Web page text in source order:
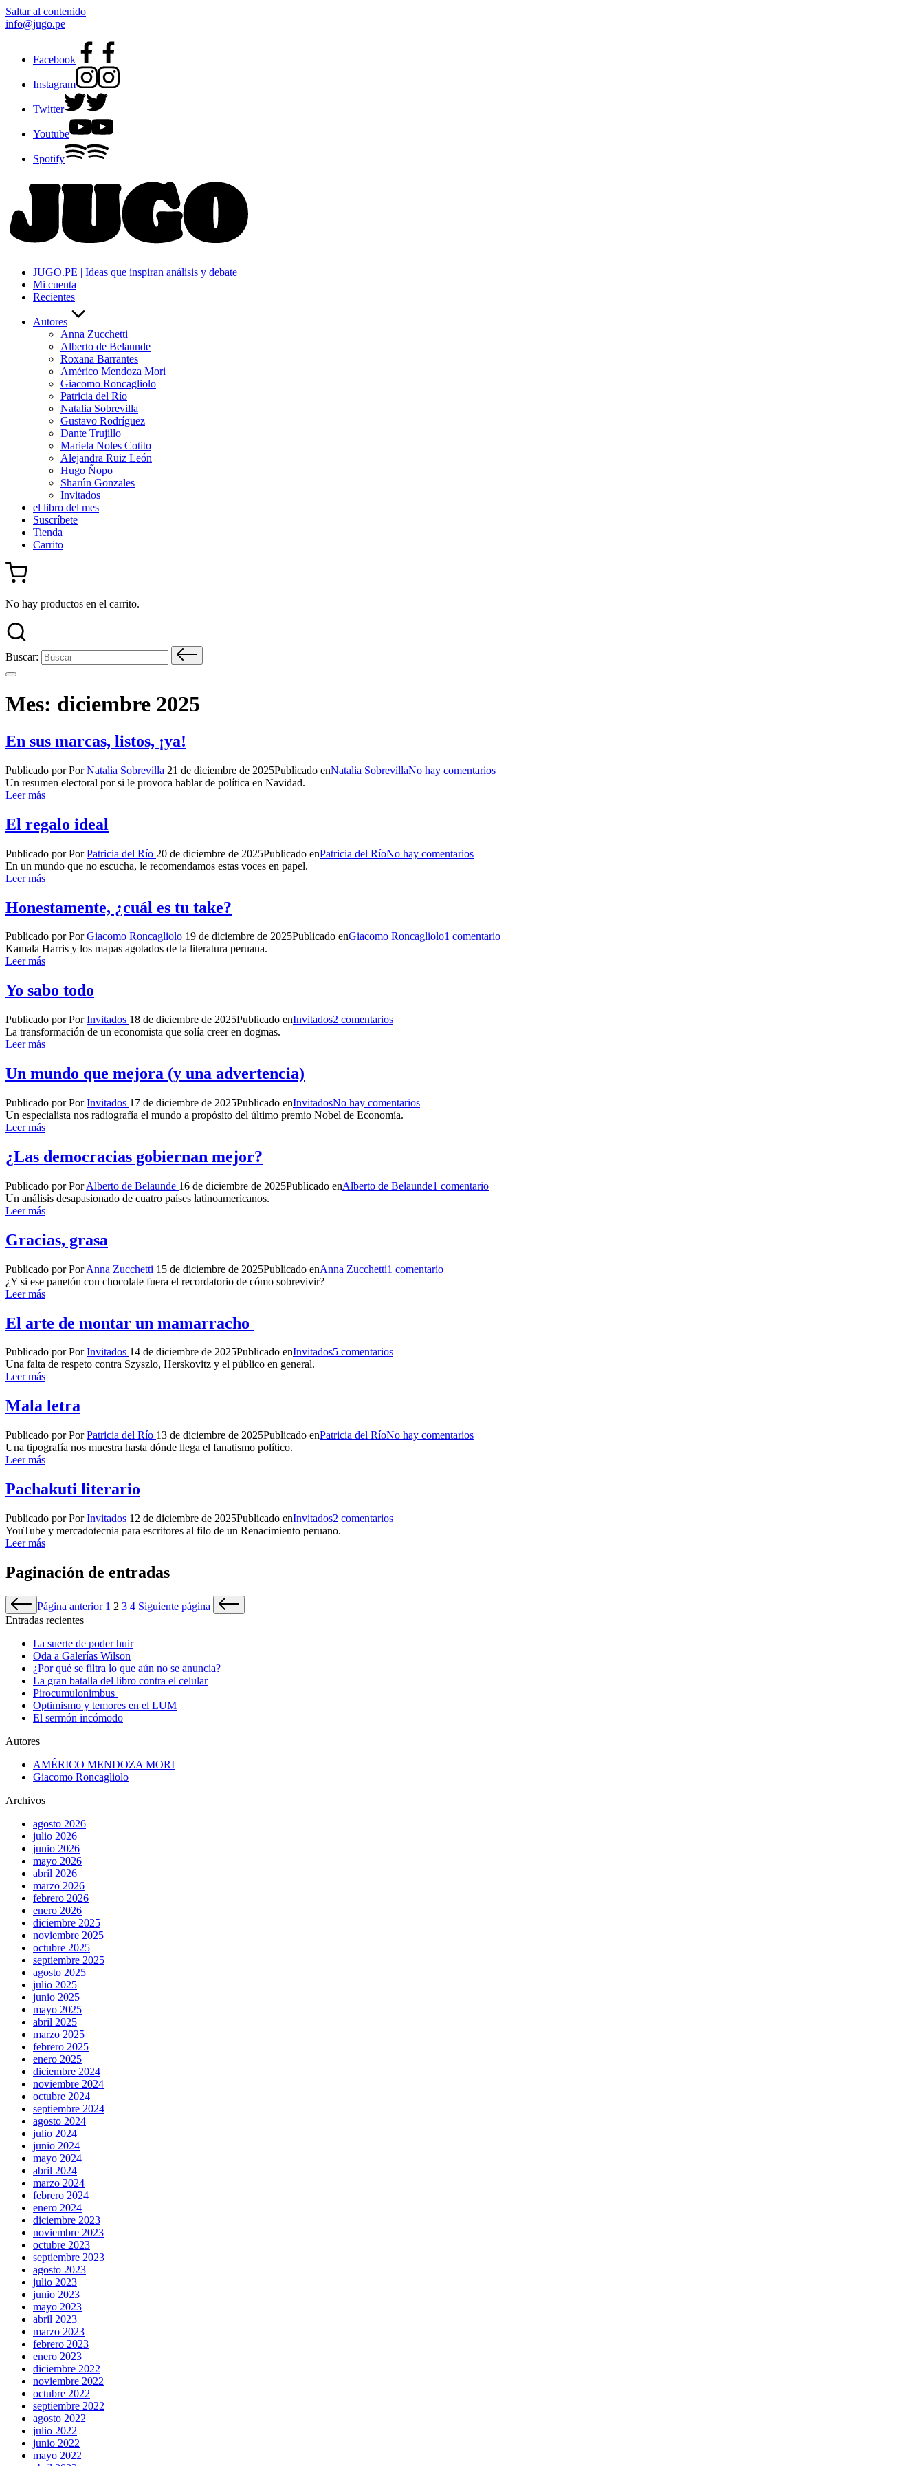
Saltar al contenido
info@jugo.pe
Facebook
Instagram
Twitter
Youtube
Spotify
JUGO.PE | Ideas que inspiran análisis y debate
Mi cuenta
Recientes
Autores
Anna Zucchetti
Alberto de Belaunde
Roxana Barrantes
Américo Mendoza Mori
Giacomo Roncagliolo
Patricia del Río
Natalia Sobrevilla
Gustavo Rodríguez
Dante Trujillo
Mariela Noles Cotito
Alejandra Ruiz León
Hugo Ñopo
Sharún Gonzales
Invitados
el libro del mes
Suscríbete
Tienda
Carrito
No hay productos en el carrito.
Buscar:
Mes: diciembre 2025
En sus marcas, listos, ¡ya!
Publicado por PorNatalia Sobrevilla 21 de diciembre de 2025Publicado enNatalia SobrevillaNo hay comentarios
Un resumen electoral por si le provoca hablar de política en Navidad.
Leer más
El regalo ideal
Publicado por PorPatricia del Río 20 de diciembre de 2025Publicado enPatricia del RíoNo hay comentarios
En un mundo que no escucha, le recomendamos estas voces en papel.
Leer más
Honestamente, ¿cuál es tu take?
Publicado por PorGiacomo Roncagliolo 19 de diciembre de 2025Publicado enGiacomo Roncagliolo1 comentario
Kamala Harris y los mapas agotados de la literatura peruana.
Leer más
Yo sabo todo
Publicado por PorInvitados 18 de diciembre de 2025Publicado enInvitados2 comentarios
La transformación de un economista que solía creer en dogmas.
Leer más
Un mundo que mejora (y una advertencia)
Publicado por PorInvitados 17 de diciembre de 2025Publicado enInvitadosNo hay comentarios
Un especialista nos radiografía el mundo a propósito del último premio Nobel de Economía.
Leer más
¿Las democracias gobiernan mejor?
Publicado por PorAlberto de Belaunde 16 de diciembre de 2025Publicado enAlberto de Belaunde1 comentario
Un análisis desapasionado de cuatro países latinoamericanos.
Leer más
Gracias, grasa
Publicado por PorAnna Zucchetti 15 de diciembre de 2025Publicado enAnna Zucchetti1 comentario
¿Y si ese panetón con chocolate fuera el recordatorio de cómo sobrevivir?
Leer más
El arte de montar un mamarracho
Publicado por PorInvitados 14 de diciembre de 2025Publicado enInvitados5 comentarios
Una falta de respeto contra Szyszlo, Herskovitz y el público en general.
Leer más
Mala letra
Publicado por PorPatricia del Río 13 de diciembre de 2025Publicado enPatricia del RíoNo hay comentarios
Una tipografía nos muestra hasta dónde llega el fanatismo político.
Leer más
Pachakuti literario
Publicado por PorInvitados 12 de diciembre de 2025Publicado enInvitados2 comentarios
YouTube y mercadotecnia para escritores al filo de un Renacimiento peruano.
Leer más
Paginación de entradas
Página anterior 1 2 3 4 Siguiente página
Entradas recientes
La suerte de poder huir
Oda a Galerías Wilson
¿Por qué se filtra lo que aún no se anuncia?
La gran batalla del libro contra el celular
Pirocumulonimbus
Optimismo y temores en el LUM
El sermón incómodo
Autores
AMÉRICO MENDOZA MORI
Giacomo Roncagliolo
Archivos
agosto 2026
julio 2026
junio 2026
mayo 2026
abril 2026
marzo 2026
febrero 2026
enero 2026
diciembre 2025
noviembre 2025
octubre 2025
septiembre 2025
agosto 2025
julio 2025
junio 2025
mayo 2025
abril 2025
marzo 2025
febrero 2025
enero 2025
diciembre 2024
noviembre 2024
octubre 2024
septiembre 2024
agosto 2024
julio 2024
junio 2024
mayo 2024
abril 2024
marzo 2024
febrero 2024
enero 2024
diciembre 2023
noviembre 2023
octubre 2023
septiembre 2023
agosto 2023
julio 2023
junio 2023
mayo 2023
abril 2023
marzo 2023
febrero 2023
enero 2023
diciembre 2022
noviembre 2022
octubre 2022
septiembre 2022
agosto 2022
julio 2022
junio 2022
mayo 2022